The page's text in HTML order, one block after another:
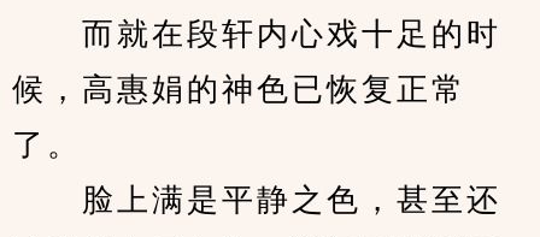
而就在段轩内心戏十足的时
候，高惠娟的神色已恢复正常
了。
脸上满是平静之色，甚至还